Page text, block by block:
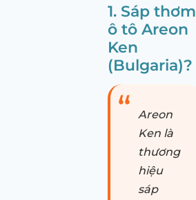
1. Sáp thơm
ô tô Areon
Ken
(Bulgaria)?
Areon
Ken là
thương
hiệu
sáp